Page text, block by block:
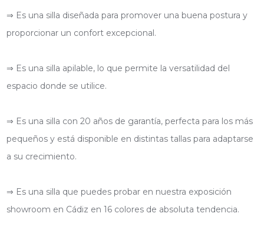
⇒ Es una silla diseñada para promover una buena postura y
proporcionar un confort excepcional.
⇒ Es una silla apilable, lo que permite la versatilidad del
espacio donde se utilice.
⇒ Es una silla con 20 años de garantía, perfecta para los más
pequeños y está disponible en distintas tallas para adaptarse
a su crecimiento.
⇒ Es una silla que puedes probar en nuestra exposición
showroom en Cádiz en 16 colores de absoluta tendencia.